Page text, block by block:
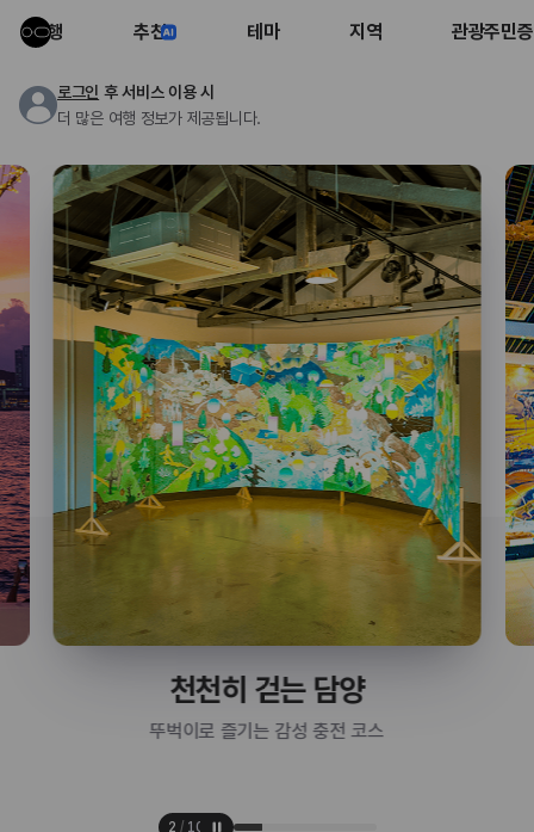
여행 추천 테마 지역 관광주민증
로그인 후 서비스 이용 시
더 많은 여행 정보가 제공됩니다.
천천히 걷는 담양
뚜벅이로 즐기는 감성 충전 코스
2 / 10